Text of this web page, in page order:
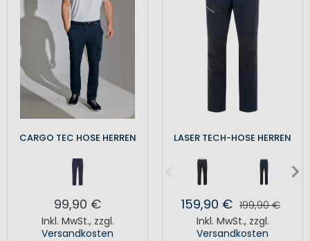
CARGO TEC HOSE HERREN
99,90 €
Inkl. MwSt., zzgl.
Versandkosten
LASER TECH-HOSE HERREN
159,90 € 199,90 €
Inkl. MwSt., zzgl.
Versandkosten